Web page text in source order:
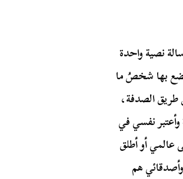
نصية واحدة
يضع بها شخصُ ما
الصدفة،
نفسي في
عالمي أو أطلق
هم